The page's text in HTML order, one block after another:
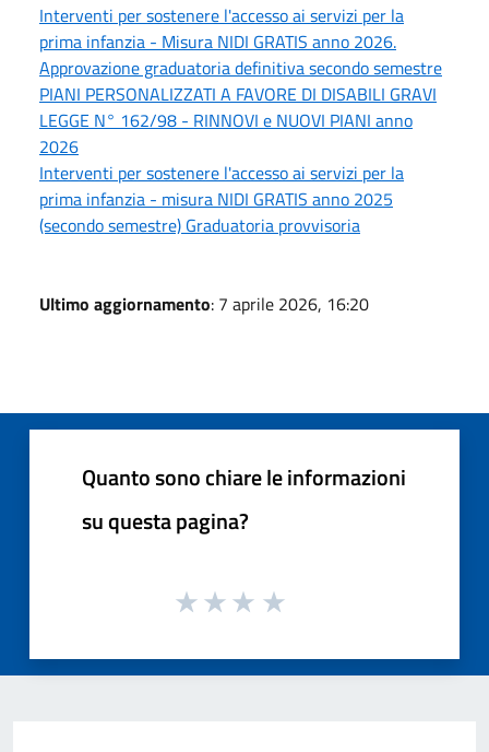
Interventi per sostenere l'accesso ai servizi per la
prima infanzia - Misura NIDI GRATIS anno 2026.
Approvazione graduatoria definitiva secondo semestre
PIANI PERSONALIZZATI A FAVORE DI DISABILI GRAVI
LEGGE N° 162/98 - RINNOVI e NUOVI PIANI anno
2026
Interventi per sostenere l'accesso ai servizi per la
prima infanzia - misura NIDI GRATIS anno 2025
(secondo semestre) Graduatoria provvisoria
Ultimo aggiornamento: 7 aprile 2026, 16:20
Quanto sono chiare le informazioni
su questa pagina?